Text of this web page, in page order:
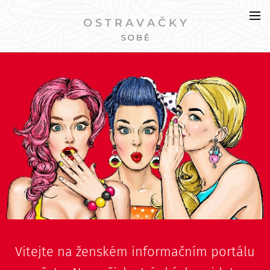
O S T R A V A Č K Y
S O B Ě
Vitejte na ženském informačním portálu